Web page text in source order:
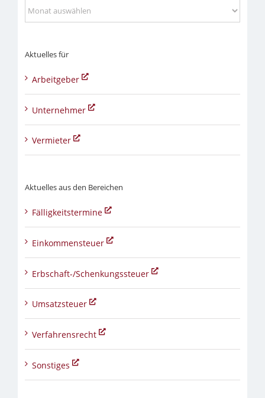
Aktuelles
aus
Aktuelles für
Arbeitgeber
Unternehmer
Vermieter
Aktuelles aus den Bereichen
Fälligkeitstermine
Einkommensteuer
Erbschaft-/Schenkungssteuer
Umsatzsteuer
Verfahrensrecht
Sonstiges